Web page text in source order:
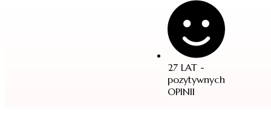
27 LAT -
pozytywnych
OPINII